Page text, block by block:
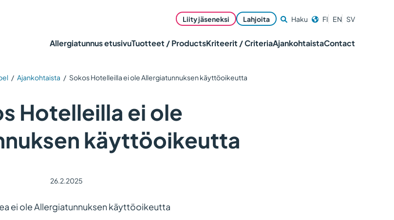
Liity jäseneksi Lahjoita Haku FI EN SV
Allergiatunnus etusivuTuotteet / ProductsKriteerit / CriteriaAjankohtaistaContact
/ Ajankohtaista / Sokos Hotelleilla ei ole Allergiatunnuksen käyttöoikeutta
Hotelleilla ei ole
käyttöoikeutta
26.2.2025
ei ole Allergiatunnuksen käyttöoikeutta